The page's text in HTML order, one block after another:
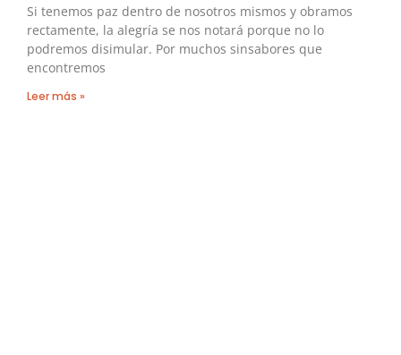
Si tenemos paz dentro de nosotros mismos y obramos
rectamente, la alegría se nos notará porque no lo
podremos disimular. Por muchos sinsabores que
encontremos
Leer más »